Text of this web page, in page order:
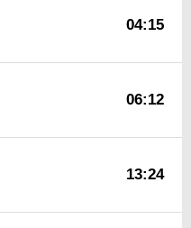
04:15
06:12
13:24